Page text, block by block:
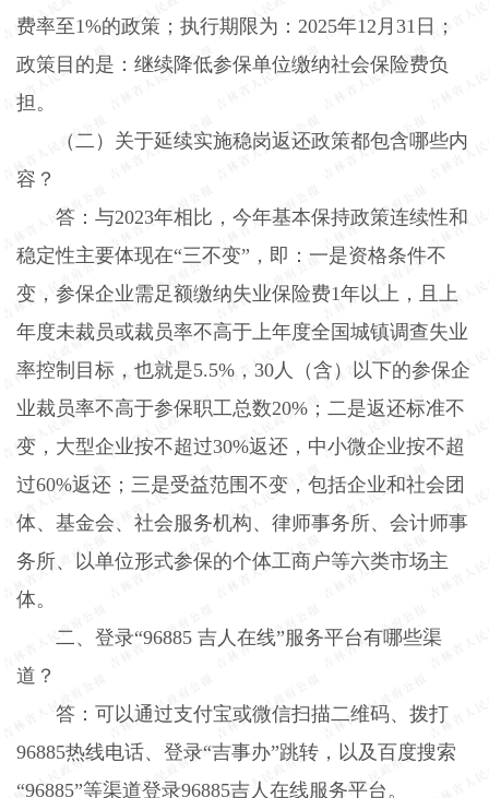
费率至1%的政策；执行期限为： 2025年12 月 31 日；
政策目的是：继续降低参保单位缴纳社会保险费负
担。
（二）关于延续实施稳岗返还政策都包含哪些内
容？
答：与2023年相比，今年基本保持政策连续性和
稳定性主要体现在“三不变”，即：一是资格条件不
变，参保企业需足额缴纳失业保险费1年以上，且上
年度未裁员或裁员率不高于上年度全国城镇调查失业
率控制目标，也就是5.5% ， 30 人（含）以下的参保企
业裁员率不高于参保职工总数20% ；二是返还标准不
变，大型企业按不超过30%返还，中小微企业按不超
过60%返还；三是受益范围不变，包括企业和社会团
体、基金会、社会服务机构、律师事务所、会计师事
务所、以单位形式参保的个体工商户等六类市场主
体。
二、登录“96885 吉人在线”服务平台有哪些渠
道？
答：可以通过支付宝或微信扫描二维码、拨打
96885热线电话、登录“吉事办”跳转，以及百度搜索
“96885”等渠道登录96885吉人在线服务平台。